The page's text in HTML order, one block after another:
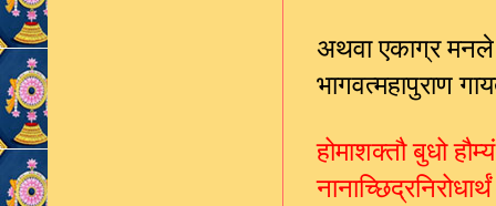
अथवा एकाग्र मनले
भागवत्महापुराण
होमाशक्तौ बुधो